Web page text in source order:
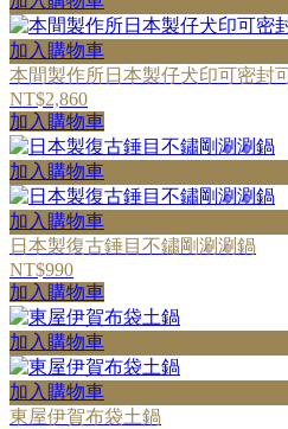
加入購物車
本間製作所日本製仔犬印可密封
NT$2,860
加入購物車
加入購物車
加入購物車
日本製復古錘目不鏽剛涮涮鍋
NT$990
加入購物車
加入購物車
加入購物車
東屋伊賀布袋土鍋